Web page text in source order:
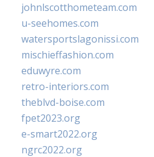
johnlscotthometeam.com
u-seehomes.com
watersportslagonissi.com
mischieffashion.com
eduwyre.com
retro-interiors.com
theblvd-boise.com
fpet2023.org
e-smart2022.org
ngrc2022.org